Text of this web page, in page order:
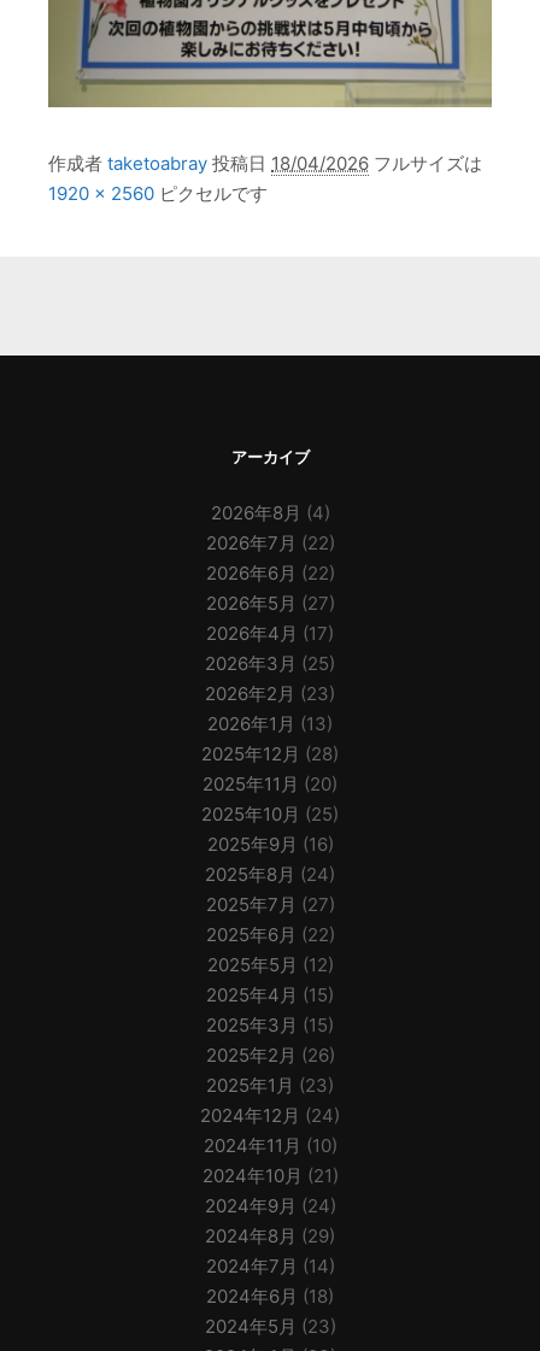
作成者 taketoabray 投稿日 18/04/2026 フルサイズは
1920 × 2560 ピクセルです
アーカイブ
2026年8月 (4)
2026年7月 (22)
2026年6月 (22)
2026年5月 (27)
2026年4月 (17)
2026年3月 (25)
2026年2月 (23)
2026年1月 (13)
2025年12月 (28)
2025年11月 (20)
2025年10月 (25)
2025年9月 (16)
2025年8月 (24)
2025年7月 (27)
2025年6月 (22)
2025年5月 (12)
2025年4月 (15)
2025年3月 (15)
2025年2月 (26)
2025年1月 (23)
2024年12月 (24)
2024年11月 (10)
2024年10月 (21)
2024年9月 (24)
2024年8月 (29)
2024年7月 (14)
2024年6月 (18)
2024年5月 (23)